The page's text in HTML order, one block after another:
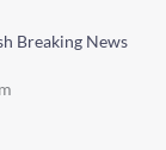
Breaking News